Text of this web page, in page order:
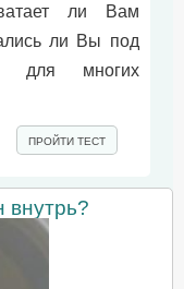
ли Вам
ли Вы под
для многих
ПРОЙТИ ТЕСТ
внутрь?